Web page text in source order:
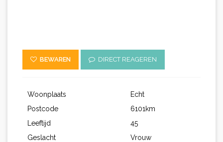
BEWAREN DIRECT REAGEREN
Woonplaats
Echt
Postcode
6101km
Leeftijd
45
Geslacht
Vrouw